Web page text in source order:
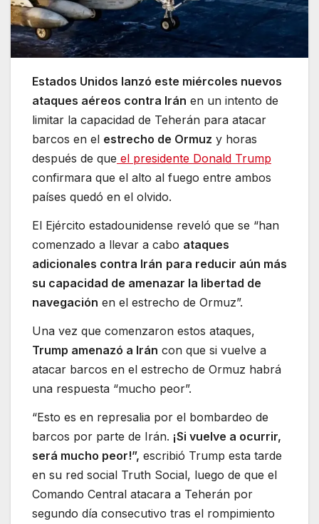
Estados Unidos lanzó este miércoles nuevos
ataques aéreos contra Irán en un intento de
limitar la capacidad de Teherán para atacar
barcos en el estrecho de Ormuz y horas
después de que el presidente Donald Trump
confirmara que el alto al fuego entre ambos
países quedó en el olvido.
El Ejército estadounidense reveló que se “han
comenzado a llevar a cabo ataques
adicionales contra Irán para reducir aún más
su capacidad de amenazar la libertad de
navegación en el estrecho de Ormuz”.
Una vez que comenzaron estos ataques,
Trump amenazó a Irán con que si vuelve a
atacar barcos en el estrecho de Ormuz habrá
una respuesta “mucho peor”.
“Esto es en represalia por el bombardeo de
barcos por parte de Irán. ¡Si vuelve a ocurrir,
será mucho peor!”, escribió Trump esta tarde
en su red social Truth Social, luego de que el
Comando Central atacara a Teherán por
segundo día consecutivo tras el rompimiento